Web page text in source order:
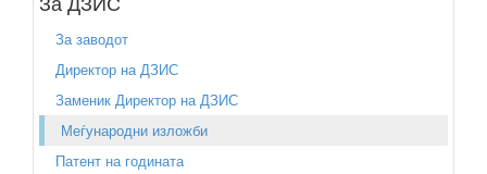
За заводот
Директор на ДЗИС
Заменик Директор на ДЗИС
Меѓународни изложби
Патент на годината